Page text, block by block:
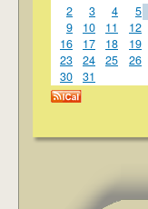
2
3 4 5
9
10 11 12
16
17 18 19
23
24 25 26
30
31